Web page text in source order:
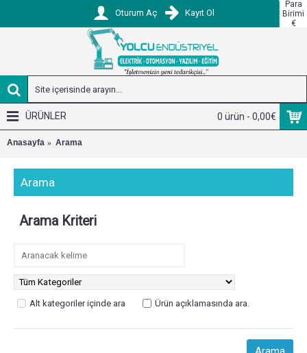
Para
Birimi
€
Oturum Aç Kayıt Ol
0 ürün - 0,00€
ÜRÜNLER
Anasayfa Arama
Arama
Arama Kriteri
Alt kategoriler içinde ara Ürün açıklamasında ara.